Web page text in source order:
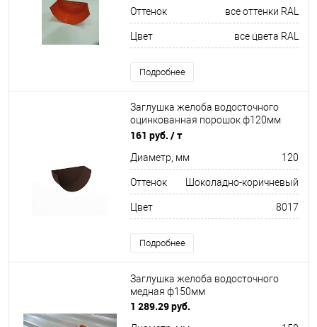
Оттенок все оттенки RAL
Цвет все цвета RAL
Подробнее
Заглушка желоба водосточного
оцинкованная порошок ф120мм
RAL 8017
161 руб. / т
Диаметр, мм 120
Оттенок Шоколадно-коричневый
Цвет 8017
Подробнее
Заглушка желоба водосточного
медная ф150мм
1 289.29 руб.